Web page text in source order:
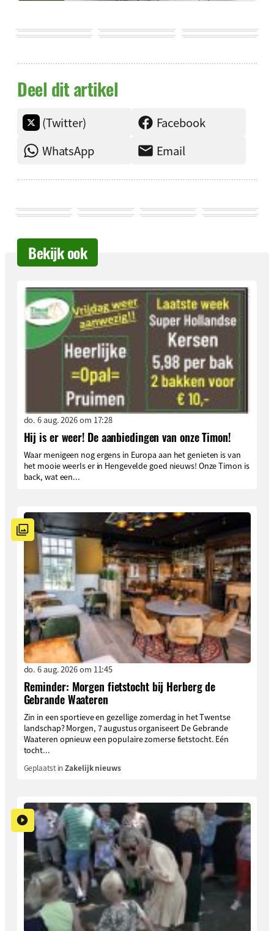
Deel dit artikel
(Twitter)
Facebook
WhatsApp
Email
Bekijk ook
do. 6 aug. 2026 om 17:28
Hij is er weer! De aanbiedingen van onze Timon!
Waar menigeen nog ergens in Europa aan het genieten is van
het mooie weerIs er in Hengevelde goed nieuws! Onze Timon is
back, wat een...
do. 6 aug. 2026 om 11:45
Reminder: Morgen fietstocht bij Herberg de
Gebrande Waateren
Zin in een sportieve en gezellige zomerdag in het Twentse
landschap? Morgen, 7 augustus organiseert De Gebrande
Waateren opnieuw een populaire zomerse fietstocht. Eén
tocht...
Geplaatst inZakelijk nieuws